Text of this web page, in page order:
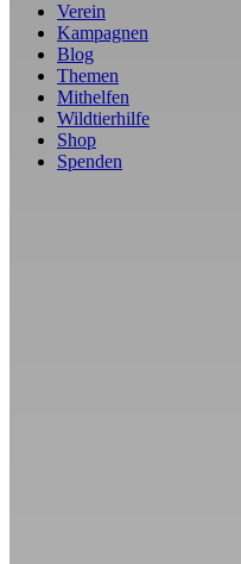
Verein
Kampagnen
Blog
Themen
Mithelfen
Wildtierhilfe
Shop
Spenden